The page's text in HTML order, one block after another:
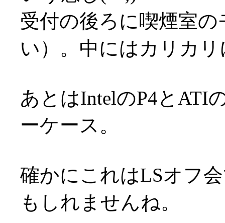
受付の後ろに喫煙室
い）。中にはカリカ
あとはIntelのP4とATI
ーケース。
確かにこれはLSオフ
もしれませんね。